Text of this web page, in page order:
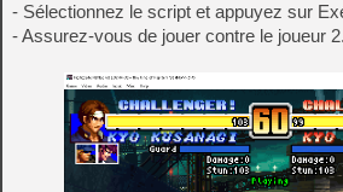
- Sélectionnez le script et appuyez sur
- Assurez-vous de jouer contre le joueur 2.